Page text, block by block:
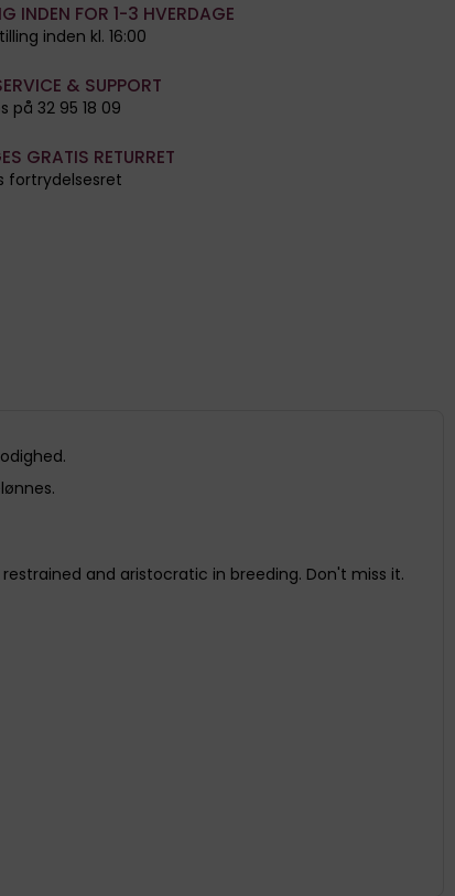
INDEN FOR 1-3 HVERDAGE
inden kl. 16:00
& SUPPORT
på 32 95 18 09
GRATIS RETURRET
fortrydelsesret
and aristocratic in breeding. Don't miss it.